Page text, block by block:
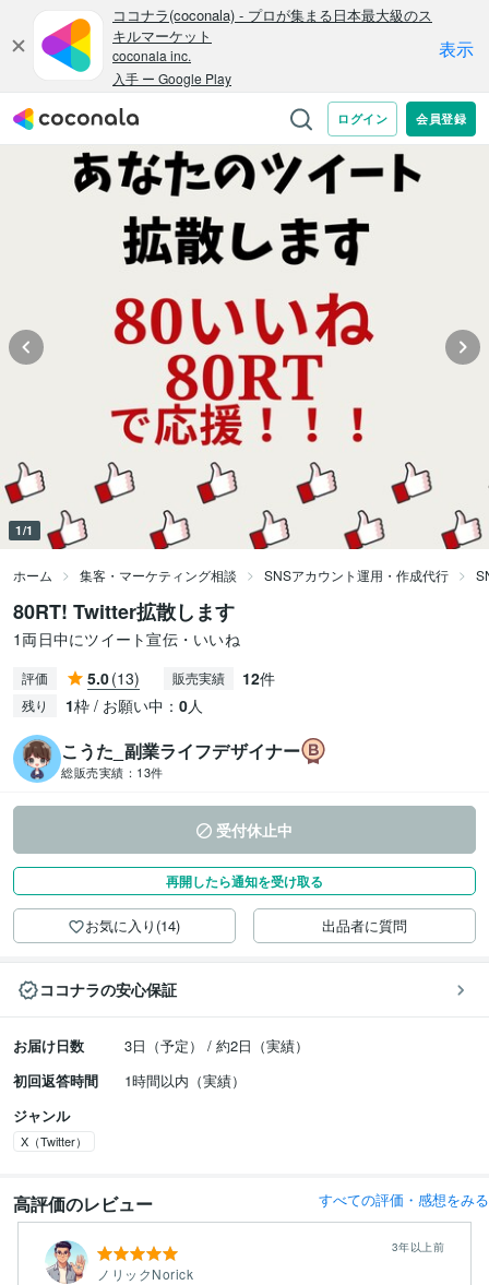
1/1
ホーム 集客・マーケティング相談 SNSアカウント運用・作成代行
80RT! Twitter拡散します
1両日中にツイート宣伝・いいね
評価 5.0(13) 販売実績 12件
残り 1枠 / お願い中： 0人
こうた_副業ライフデザイナー
総販売実績： 13件
受付休止中
再開したら通知を受け取る
お気に入り(14) 出品者に質問
ココナラの安心保証
お届け日数
3日（予定） / 約2日（実績）
初回返答時間
1時間以内（実績）
ジャンル
X（Twitter）
高評価のレビュー すべての評価・感想をみる
ノリックNorick
3年以上前